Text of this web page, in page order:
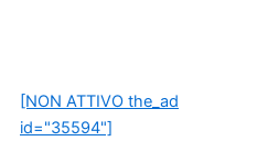
[NON ATTIVO the_ad
id="35594"]